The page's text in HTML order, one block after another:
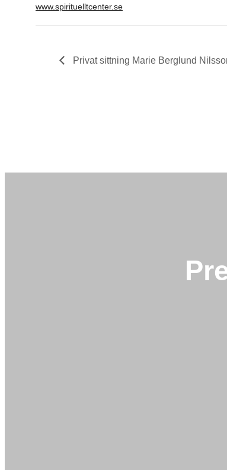
www.spirituelltcenter.se
Privat sittning Marie Berglund